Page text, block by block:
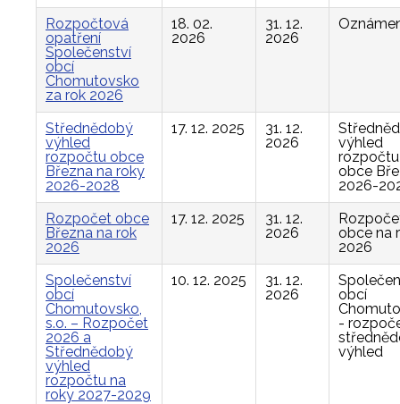
Rozpočtová
opatření
Společenství
obcí
Chomutovsko
za rok 2026
18. 02.
2026
31. 12.
2026
Střednědobý
výhled
rozpočtu obce
Března na roky
2026-2028
17. 12. 2025
31. 12.
2026
výhled
rozpočtu
obce
2026-
Rozpočet obce
Března na rok
2026
17. 12. 2025
31. 12.
2026
obce na
2026
Společenství
obcí
Chomutovsko,
s.o. – Rozpočet
2026 a
Střednědobý
výhled
rozpočtu na
roky 2027-2029
10. 12. 2025
31. 12.
2026
obcí
-
výhled